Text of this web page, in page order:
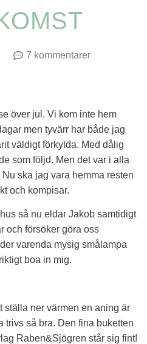
7 kommentarer
över jul. Vi kom inte hem
men tyvärr har både jag
väldigt förkylda. Med dålig
som följd. Men det var i alla
ska jag vara hemma resten
och kompisar.
så nu eldar Jakob samtidigt
och försöker göra oss
varenda mysig smålampa
boa in mig.
ställa ner värmen en aning är
trivs så bra. Den fina buketten
Raben&Sjögren står sig fint!